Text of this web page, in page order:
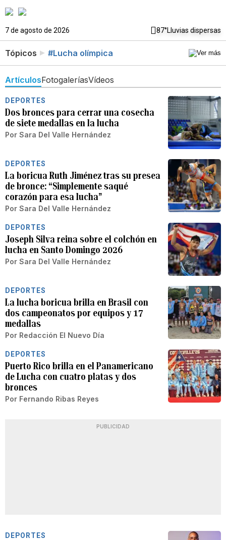
7 de agosto de 2026 87°Lluvias dispersas
Tópicos #Lucha olímpica
ArtículosFotogaleríasVídeos
DEPORTES
Dos bronces para cerrar una cosecha
de siete medallas en la lucha
Por Sara Del Valle Hernández
DEPORTES
La boricua Ruth Jiménez tras su presea
de bronce: “Simplemente saqué
corazón para esa lucha”
Por Sara Del Valle Hernández
DEPORTES
Joseph Silva reina sobre el colchón en
lucha en Santo Domingo 2026
Por Sara Del Valle Hernández
DEPORTES
La lucha boricua brilla en Brasil con
dos campeonatos por equipos y 17
medallas
Por Redacción El Nuevo Día
DEPORTES
Puerto Rico brilla en el Panamericano
de Lucha con cuatro platas y dos
bronces
Por Fernando Ribas Reyes
PUBLICIDAD
DEPORTES